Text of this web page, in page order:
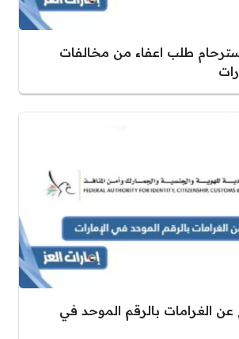
طلب اعفاء من مخالفات
عن الغرامات بالرقم الموحد في